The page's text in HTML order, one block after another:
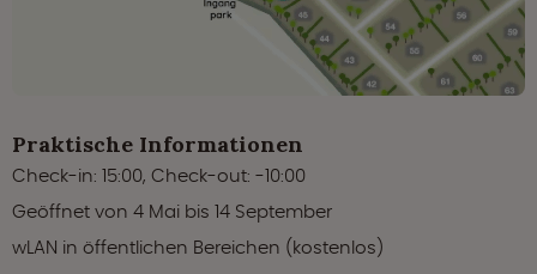
Praktische Informationen
Check-in: 15:00, Check-out: -10:00
Geöffnet von 4 Mai bis 14 September
wLAN in öffentlichen Bereichen (kostenlos)